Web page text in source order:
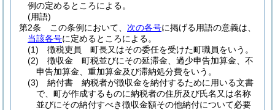
例の定めるところによる。
(用語)
第2条
この条例において、 次の各号に掲げる用語の意義は、
当該各号に定めるところによる。
(1)
徴税吏員 町長又はその委任を受けた町職員をいう。
(2)
徴収金 町税並びにその延滞金、過少申告加算金、不
申告加算金、重加算金及び滞納処分費をいう。
(3)
納付書 納税者が徴収金を納付するために用いる文書
で、町が作成するものに納税者の住所及び氏名又は名称
並びにその納付すべき徴収金額その他納付について必要